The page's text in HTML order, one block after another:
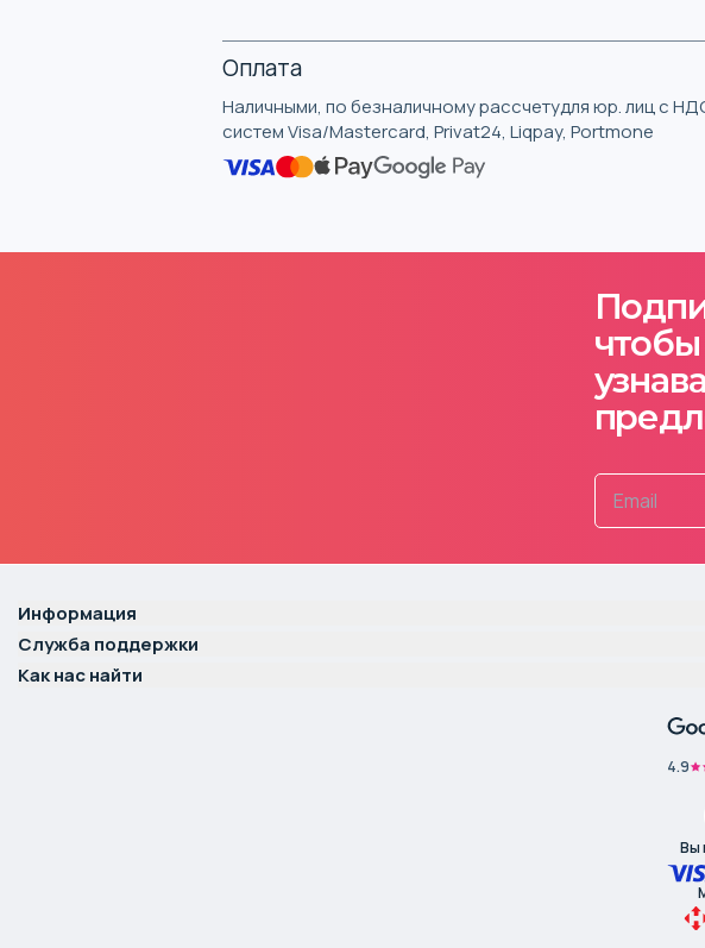
Оплата
Наличными, по безналичному рассчетудля юр. лиц с
систем Visa/Mastercard, Privat24, Liqpay, Portmone
Информация
Служба поддержки
Как нас найти
4.9
Вы